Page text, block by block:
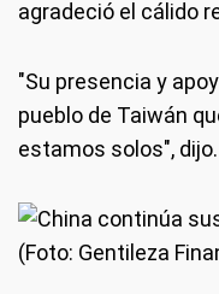
agradeció el cálido
"Su presencia y
pueblo de Taiwán
estamos solos", dijo.